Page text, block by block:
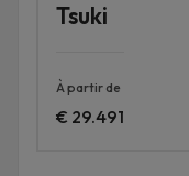
Tsuki
À partir de
€ 29.491